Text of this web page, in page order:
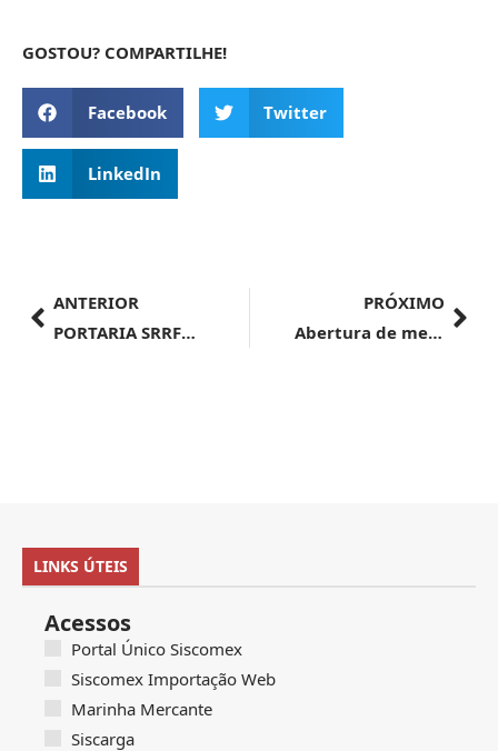
GOSTOU? COMPARTILHE!
Facebook Twitter
LinkedIn
ANTERIOR
PORTARIA SRRF10 Nº 508, DE 18 DE JUNHO DE 2024
PRÓXIMO
Abertura de mercado para peixes ornamentais nas Filipinas
LINKS ÚTEIS
Acessos
Portal Único Siscomex
Siscomex Importação Web
Marinha Mercante
Siscarga